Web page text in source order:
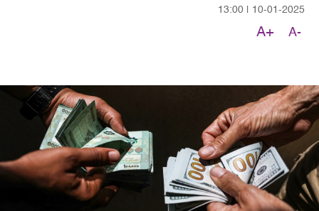
10-01-2025
13:00
A-
A+